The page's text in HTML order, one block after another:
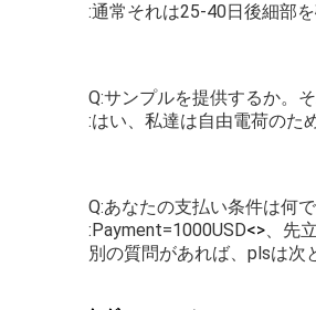
:通常それは25-40日後細部
Q:サンプルを提供するか。
:はい、私達は自由電荷のた
Q:あなたの支払い条件は何で
:Payment=1000USD<>、先
別の質問があれば、plsは次